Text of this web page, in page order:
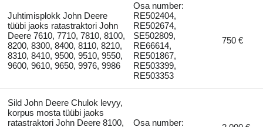
Juhtimisplokk John Deere
tüübi jaoks ratastraktori John
Deere 7610, 7710, 7810, 8100,
8200, 8300, 8400, 8110, 8210,
8310, 8410, 9500, 9510, 9550,
9600, 9610, 9650, 9976, 9986
Osa number:
RE502404,
RE502674,
SE502809,
RE66614,
RE501867,
RE503399,
RE503353
750 €
Sild John Deere Chulok levyy,
korpus mosta tüübi jaoks
ratastraktori John Deere 8100,
Osa number: